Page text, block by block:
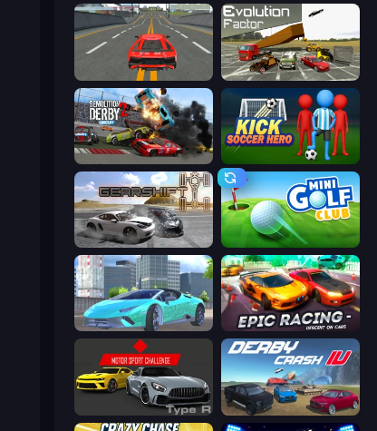
Modern Car Racing 2 Evolution Factor
Demolition Derby 2 Kick Soccer Hero
Gearshift One Mini Golf Club
Real City Driver Epic Racing - Descent on Cars
Motor Sport Challenge Type R Derby Crash 4